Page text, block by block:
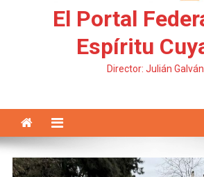
El Portal
Espíritu
Director: Julián Galván